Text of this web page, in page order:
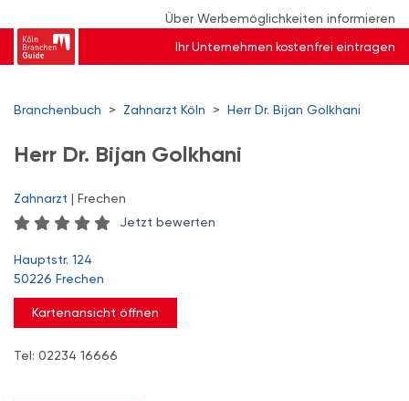
Über Werbemöglichkeiten informieren
Ihr Unternehmen kostenfrei eintragen
Branchenbuch > Zahnarzt Köln > Herr Dr. Bijan Golkhani
Herr Dr. Bijan Golkhani
Zahnarzt | Frechen
Jetzt bewerten
Hauptstr. 124
50226 Frechen
Kartenansicht öffnen
Tel: 02234 16666